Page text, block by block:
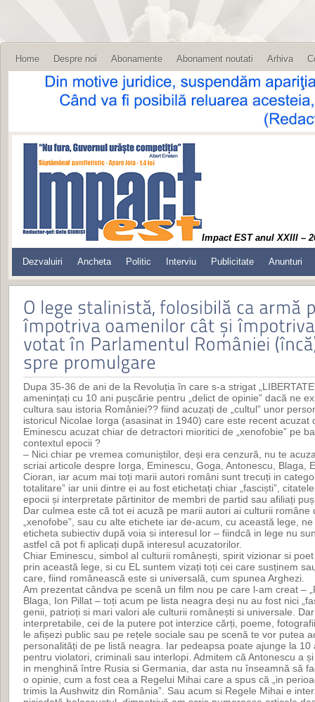
Home Despre noi Abonamente Abonament noutati Arhiva
Impact EST anul XXIII –
Dezvaluiri Ancheta Politic Interviu Publicitate Anunturi
Dupa 35-36 de ani de la Revoluția în care s-a strigat
amenințați cu 10 ani pușcărie pentru „delict de opinie” dacă ne
cultura sau istoria României?? fiind acuzați de „cultul” unor
istoricul Nicolae Iorga (asasinat in 1940) care este recent
Eminescu acuzat chiar de detractori mioritici de „xenofobie” pe
contextul epocii ?
– Nici chiar pe vremea comuniștilor, deși era cenzură, nu te
scriai articole despre Iorga, Eminescu, Goga, Antonescu, Blaga,
Cioran, iar acum mai toți marii autori români sunt trecuți in
totalitare” iar unii dintre ei au fost etichetați chiar „fasciști”,
epocii și interpretate părtinitor de membri de partid sau afiliați
Dar culmea este că tot ei acuză pe marii autori ai culturii române
„xenofobe”, sau cu alte etichete iar de-acum, cu această lege,
eticheta subiectiv după voia si interesul lor – fiindcă in lege nu
astfel că pot fi aplicați după interesul acuzatorilor.
Chiar Eminescu, simbol al culturii românești, spirit vizionar si
prin această lege, si cu EL suntem vizați toți cei care susținem
care, fiind românească este si universală, cum spunea Arghezi.
Am prezentat cândva pe scenă un film nou pe care l-am creat –
Blaga, Ion Pillat – toți acum pe lista neagra deși nu au fost nici
genii, patrioți si mari valori ale culturii românești si universale.
interpretabile, cei de la putere pot interzice cărți, poeme,
le afișezi public sau pe rețele sociale sau pe scenă te vor putea
personalități de pe listă neagra. Iar pedeapsa poate ajunge la
pentru violatori, criminali sau interlopi. Admitem că Antonescu a
in menghină între Rusia si Germania, dar asta nu înseamnă să
o opinie, cum a fost cea a Regelui Mihai care a spus că „in
trimis la Aushwitz din România”. Sau acum si Regele Mihai e